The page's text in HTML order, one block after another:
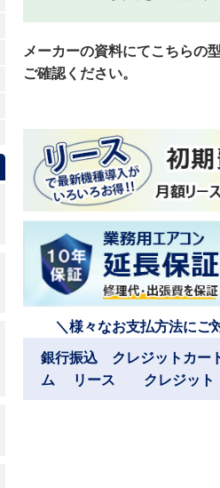
メーカーの資料にてこちらの
ご確認ください。
＼様々なお支払方法にご
銀行振込 クレジットカー
ム リース クレジット